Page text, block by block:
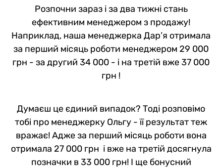
Розпочни зараз і за два тижні стань
ефективним менеджером з продажу!
Наприклад, наша менеджерка Дар’я отримала
за перший місяць роботи менеджером 29 000
грн - за другий 34 000 - і на третій вже 37 000
грн !
Думаєш це єдиний випадок? Тоді розповімо
тобі про менеджерку Ольгу - її результат теж
вражає! Адже за перший місяць роботи вона
отримала 27 000 грн і вже на третій досягнула
позначки в 33 000 грн! І ще бонусний